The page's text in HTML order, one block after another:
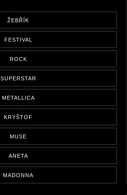
ŽEBŘÍK
FESTIVAL
ROCK
SUPERSTAR
METALLICA
KRYŠTOF
MUSE
ANETA
MADONNA